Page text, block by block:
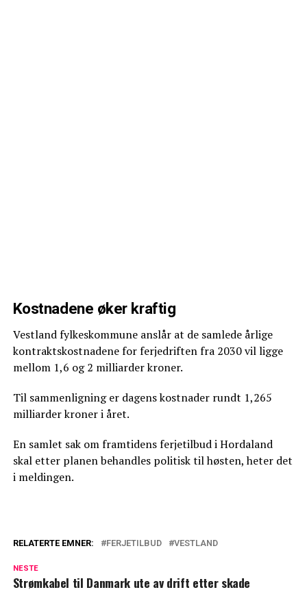
Kostnadene øker kraftig
Vestland fylkeskommune anslår at de samlede årlige
kontraktskostnadene for ferjedriften fra 2030 vil ligge
mellom 1,6 og 2 milliarder kroner.
Til sammenligning er dagens kostnader rundt 1,265
milliarder kroner i året.
En samlet sak om framtidens ferjetilbud i Hordaland
skal etter planen behandles politisk til høsten, heter det
i meldingen.
RELATERTE EMNER: FERJETILBUD VESTLAND
NESTE
Strømkabel til Danmark ute av drift etter skade